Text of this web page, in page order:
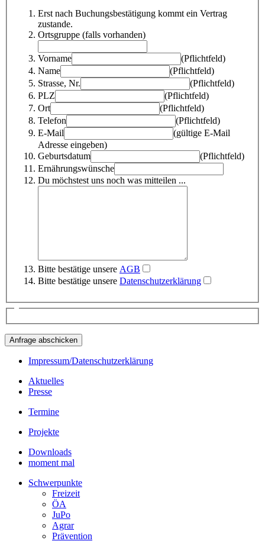
Erst nach Buchungsbestätigung kommt ein Vertrag
zustande.
Ortsgruppe (falls vorhanden)
Vorname
(Pflichtfeld)
Name
(Pflichtfeld)
Strasse, Nr.
(Pflichtfeld)
PLZ
(Pflichtfeld)
Ort
(Pflichtfeld)
Telefon
(Pflichtfeld)
E-Mail
(gültige E-Mail
Adresse eingeben)
Geburtsdatum
(Pflichtfeld)
Ernährungswünsche
Du möchstest uns noch was mitteilen ...
Bitte bestätige unsere AGB
Bitte bestätige unsere Datenschutzerklärung
Impressum/Datenschutzerklärung
Aktuelles
Presse
Termine
Projekte
Downloads
moment mal
Schwerpunkte
Freizeit
ÖA
JuPo
Agrar
Prävention